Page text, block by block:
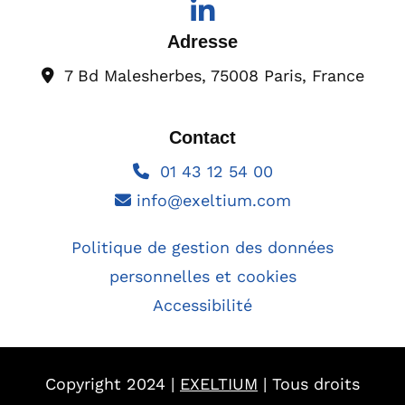
Adresse
7 Bd Malesherbes, 75008 Paris, France
Contact
01 43 12 54 00
info@exeltium.com
Politique de gestion des données
personnelles et cookies
Accessibilité
Copyright 2024 | EXELTIUM | Tous droits